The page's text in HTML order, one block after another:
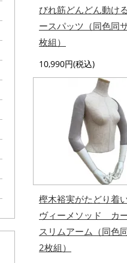
びれ筋どんどん動け
ースパッツ（同色同
枚組）
10,990円(税込)
樫木裕実がたどり着
ヴィーメソッド カ
スリムアーム（同色
2枚組）